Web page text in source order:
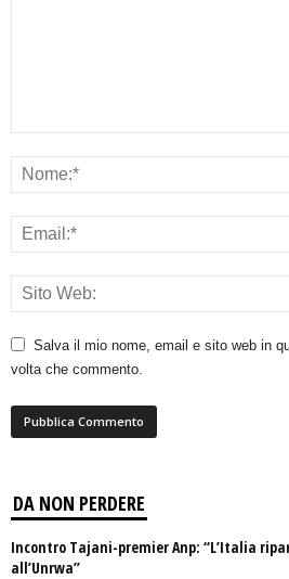
Salva il mio nome, email e sito web in
volta che commento.
DA NON PERDERE
Incontro Tajani-premier Anp: “L’Italia
all’Unrwa”